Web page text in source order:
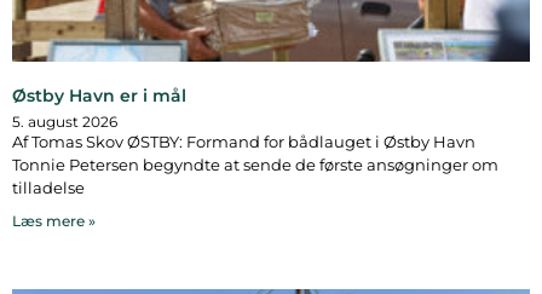
Østby Havn er i mål
5. august 2026
Af Tomas Skov ØSTBY: Formand for bådlauget i Østby Havn
Tonnie Petersen begyndte at sende de første ansøgninger om
tilladelse
Læs mere »